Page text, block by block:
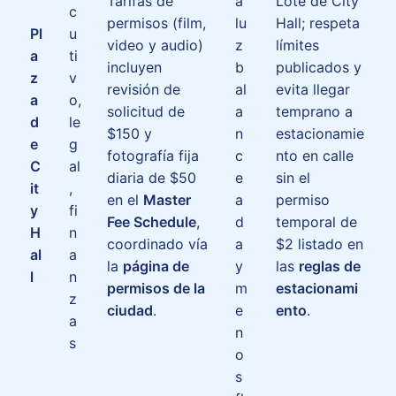
Pl
a
z
a
d
e
C
it
y
H
al
l
c
u
ti
v
o,
le
g
al
,
fi
n
a
n
z
a
s
permisos (film,
video y audio)
incluyen
revisión de
solicitud de
$150 y
fotografía fija
diaria de $50
en el Master
Fee Schedule,
coordinado vía
la página de
permisos de la
ciudad.
lu
z
b
al
a
n
c
e
a
d
a
y
m
e
n
o
s
Hall; respeta
límites
publicados y
evita llegar
temprano a
estacionamie
nto en calle
sin el
permiso
temporal de
$2 listado en
las reglas de
estacionami
ento.